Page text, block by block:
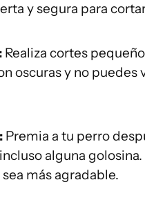
y segura para
Realiza cortes
oscuras y no
Premia a tu perro
alguna
más agradable.